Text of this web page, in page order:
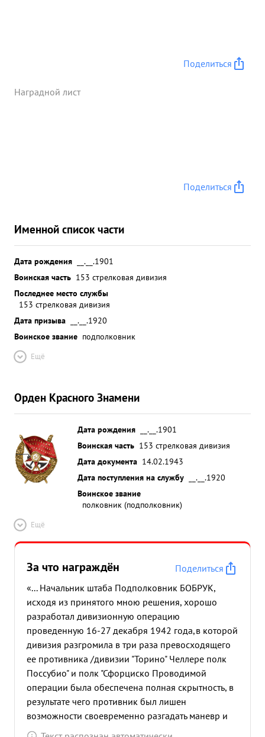
Поделиться
Наградной лист
Поделиться
Именной список части
Дата рождения
__.__.1901
Воинская часть 153 стрелковая дивизия
Последнее место службы
153 стрелковая дивизия
Дата призыва
__.__.1920
Воинское звание подполковник
Ещё
Орден Красного Знамени
Дата рождения
__.__.1901
Воинская часть 153 стрелковая дивизия
Дата документа 14.02.1943
Дата поступления на службу
__.__.1920
Воинское звание
полковник (подполковник)
Ещё
За что награждён
Поделиться
«... Начальник штаба Подполковник БОБРУК,
исходя из принятого мною решения, хорошо
разработал дивизионную операцию
проведенную 16-27 декабря 1942 года,в которой
дивизия разгромила в три раза превосходящего
ее противника /дивизии "Торино" Челлере полк
Поссубио" и полк "Сфорциско Проводимой
операции была обеспечена полная скрытность, в
результате чего противник был лишен
возможности своевременно разгадать маневр и
произвести своевременную перегруппировку. В